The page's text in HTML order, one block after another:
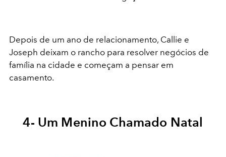
Depois de um ano de relacionamento, Callie e
Joseph deixam o rancho para resolver negócios de
família na cidade e começam a pensar em
casamento.
4- Um Menino Chamado Natal